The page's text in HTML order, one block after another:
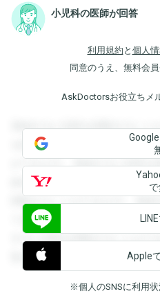
小児科の医師が回答
利用規約 と 個人
同意のうえ、無料会
AskDoctorsお役立ちメ
登録すると回答を閲覧するこ
を閲覧することができます。
ができます。登録すると回答
録すると回答を閲覧すること
閲覧することができます。登
できます。登録すると回答を
すると回答を閲覧することが
覧することができます。
Apple
※個人のSNSに利用